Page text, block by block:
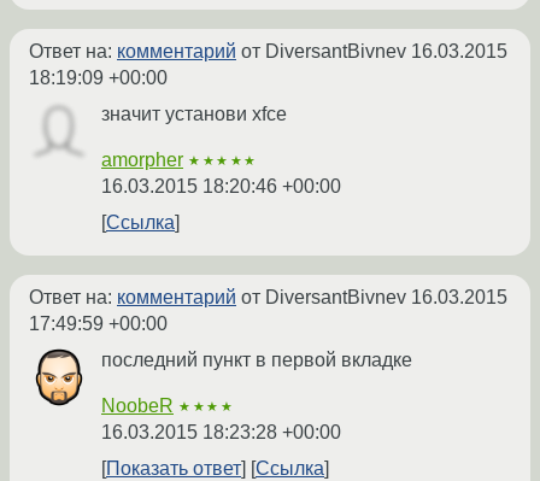
Ответ на: комментарий от DiversantBivnev 16.03.2015
18:19:09 +00:00
значит установи xfce
amorpher ★★★★★
16.03.2015 18:20:46 +00:00
Ссылка
Ответ на: комментарий от DiversantBivnev 16.03.2015
17:49:59 +00:00
последний пункт в первой вкладке
NoobeR ★★★★
16.03.2015 18:23:28 +00:00
Показать ответ
Ссылка